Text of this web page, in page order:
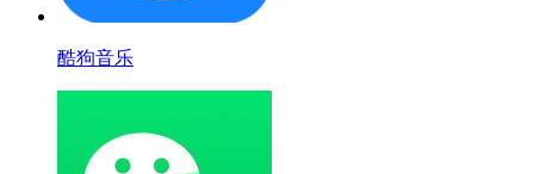
酷狗音乐